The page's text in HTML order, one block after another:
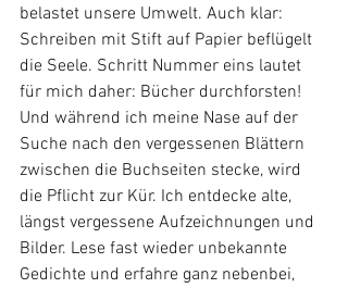
belastet unsere Umwelt. Auch klar:
Schreiben mit Stift auf Papier beflügelt
die Seele. Schritt Nummer eins lautet
für mich daher: Bücher durchforsten!
Und während ich meine Nase auf der
Suche nach den vergessenen Blättern
zwischen die Buchseiten stecke, wird
die Pflicht zur Kür. Ich entdecke alte,
längst vergessene Aufzeichnungen und
Bilder. Lese fast wieder unbekannte
Gedichte und erfahre ganz nebenbei,